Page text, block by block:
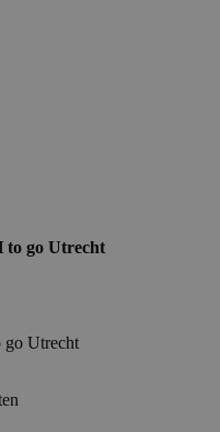
to go Utrecht
go Utrecht